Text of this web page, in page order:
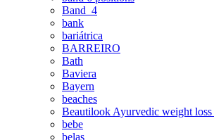
Band_4
bank
bariátrica
BARREIRO
Bath
Baviera
Bayern
beaches
Beautilook Ayurvedic weight
bebe
belas